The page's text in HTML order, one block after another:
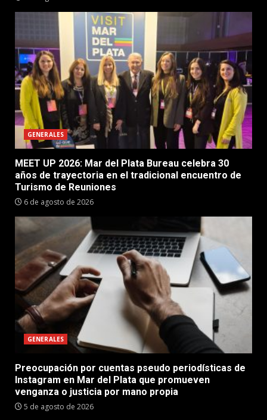
GENERALES
MEET UP 2026: Mar del Plata Bureau celebra 30
años de trayectoria en el tradicional encuentro de
Turismo de Reuniones
6 de agosto de 2026
GENERALES
Preocupación por cuentas pseudo periodísticas de
Instagram en Mar del Plata que promueven
venganza o justicia por mano propia
5 de agosto de 2026